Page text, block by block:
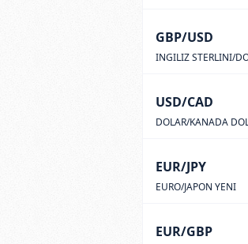
GBP/USD
INGILIZ STERLINI/
USD/CAD
DOLAR/KANADA
EUR/JPY
EURO/JAPON YENI
EUR/GBP